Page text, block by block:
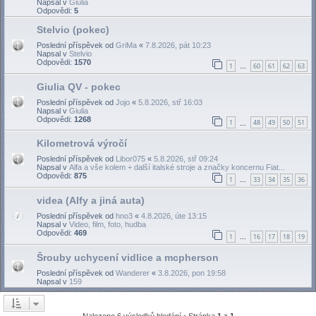
Napsal v Giulia
Odpovědi: 5
Stelvio (pokec)
Poslední příspěvek od GriMa « 7.8.2026, pát 10:23
Napsal v Stelvio
Odpovědi: 1570 1 … 60 61 62 63
Giulia QV - pokec
Poslední příspěvek od Jojo « 5.8.2026, stř 16:03
Napsal v Giulia
Odpovědi: 1268 1 48 49 50 51
Kilometrová výročí
Poslední příspěvek od Libor075 « 5.8.2026, stř 09:24
Napsal v Alfa a vše kolem + další italské stroje a značky koncernu Fiat...
Odpovědi: 875 1 … 33 34 35 36
videa (Alfy a jiná auta)
Poslední příspěvek od hno3 « 4.8.2026, úte 13:15
Napsal v Video, film, foto, hudba
Odpovědi: 469 1 … 16 17 18 19
Šrouby uchycení vidlice a mcpherson
Poslední příspěvek od Wanderer « 3.8.2026, pon 19:58
Napsal v 159